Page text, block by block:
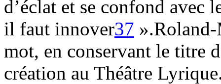
d’éclat et se confond avec
il faut innover37
mot, en conservant le titre
création au Théâtre